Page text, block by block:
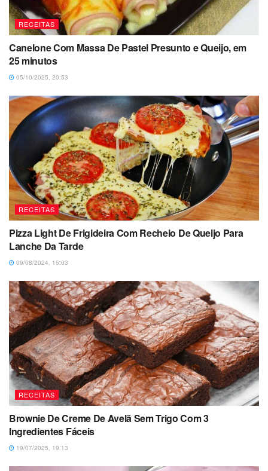
RECEITAS
Canelone Com Massa De Pastel Presunto e Queijo, em
25 minutos
05/10/2025, 20:53
RECEITAS
Pizza Light De Frigideira Com Recheio De Queijo Para
Lanche Da Tarde
09/08/2024, 15:03
RECEITAS
Brownie De Creme De Avelã Sem Trigo Com 3
Ingredientes Fáceis
19/07/2025, 19:13